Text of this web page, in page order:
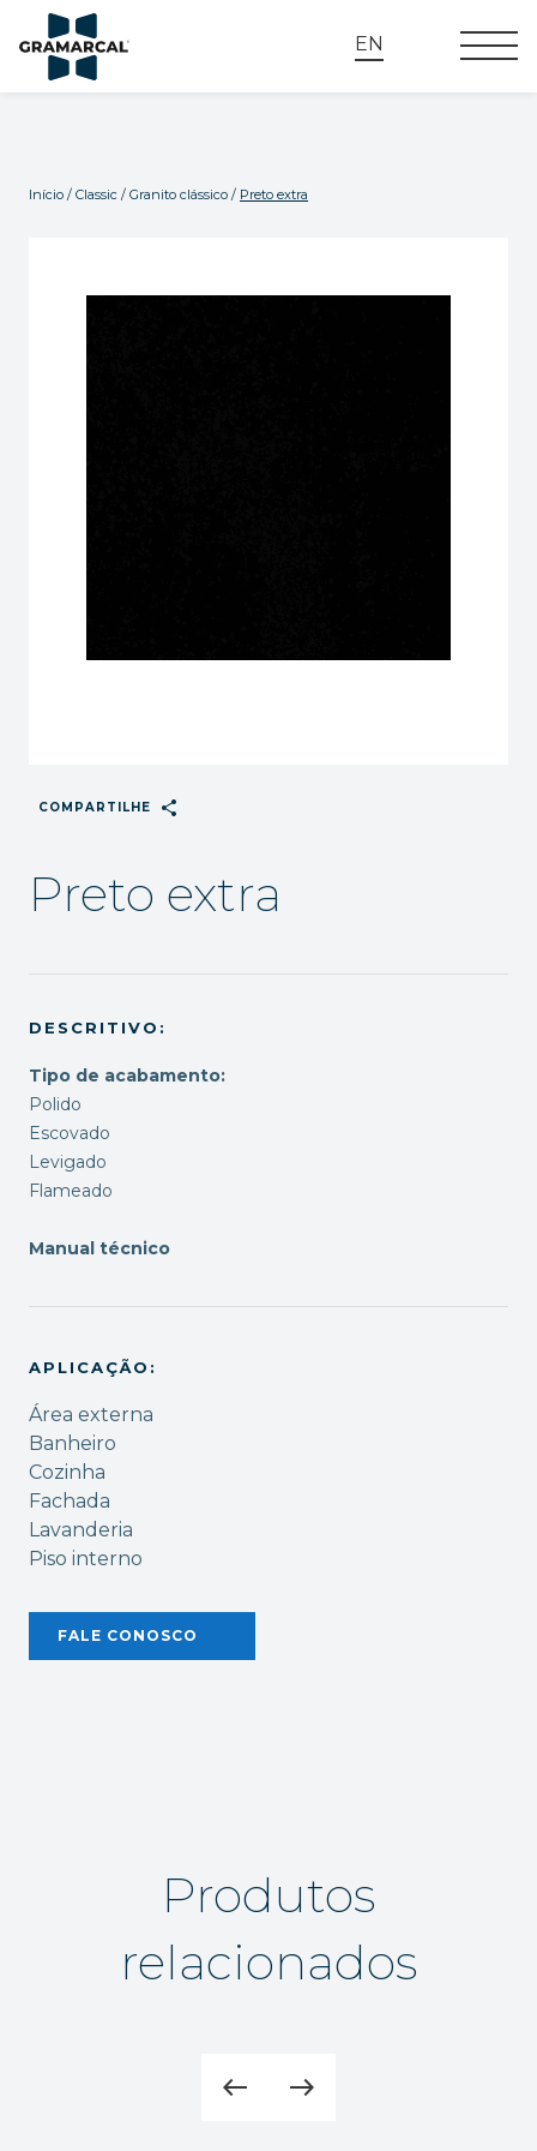
EN
Início / Classic / Granito clássico / Preto extra
COMPARTILHE share
Preto extra
DESCRITIVO:
Tipo de acabamento:
Polido
Escovado
Levigado
Flameado
Manual técnico
APLICAÇÃO:
Área externa
Banheiro
Cozinha
Fachada
Lavanderia
Piso interno
FALE CONOSCO
Produtos
relacionados
west east